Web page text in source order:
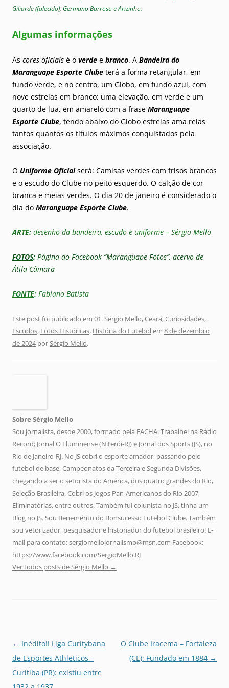
Giliarde (falecido), Germano Barroso e Arizinho.
Algumas informações
As cores oficiais é o verde e branco. A Bandeira do
Maranguape Esporte Clube terá a forma retangular, em
fundo verde, e no centro, um Globo, em fundo azul, com
nove estrelas em branco; uma elevação, em verde e um
quarto de lua, em amarelo com a frase Maranguape
Esporte Clube, tendo abaixo do Globo estrelas ama relas
tantos quantos os títulos máximos conquistados pela
associação.
O Uniforme Oficialserá: Camisas verdes com frisos brancos
e o escudo do Clube no peito esquerdo. O calção de cor
branca e meias verdes. O dia 20 de janeiro é considerado o
dia do Maranguape Esporte Clube.
ARTE: desenho da bandeira, escudo e uniforme – Sérgio Mello
FOTOS: Página do Facebook “Maranguape Fotos”, acervo de
Átila Câmara
FONTE: Fabiano Batista
Este post foi publicado em 01. Sérgio Mello,Ceará,Curiosidades,
Escudos, Fotos Históricas, História do Futebolem 8 de dezembro
de 2024porSérgio Mello.
Sobre Sérgio Mello
Sou jornalista, desde 2000, formado pela FACHA. Trabalhei na Rádio
Record; Jornal O Fluminense (Niterói-RJ) e Jornal dos Sports (JS), no
Rio de Janeiro-RJ. No JS cobri o esporte amador, passando pelo
futebol de base, Campeonatos da Terceira e Segunda Divisões,
chegando a ser o setorista do América, dos quatro grandes do Rio,
Seleção Brasileira. Cobri os Jogos Pan-Americanos do Rio 2007,
Eliminatórias, entre outros. Também fui colunista no JS, tinha um
Blog no JS. Sou Benemérito do Bonsucesso Futebol Clube. Também
sou vetorizador, pesquisador e historiador do futebol brasileiro! E-
mail para contato: sergiomellojornalismo@msn.com Facebook:
https://www.facebook.com/SergioMello.RJ
Ver todos posts de Sérgio Mello →
Navegação
de
posts
← Inédito!! Liga Curitybana
de Esportes Athleticos –
Curitiba (PR): existiu entre
O Clube Iracema – Fortaleza
(CE): Fundado em 1884 →